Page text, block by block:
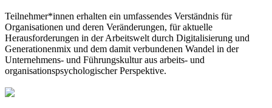
Teilnehmer*innen erhalten ein umfassendes Verständnis für
Organisationen und deren Veränderungen, für aktuelle
Herausforderungen in der Arbeitswelt durch Digitalisierung und
Generationenmix und dem damit verbundenen Wandel in der
Unternehmens- und Führungskultur aus arbeits- und
organisationspsychologischer Perspektive.